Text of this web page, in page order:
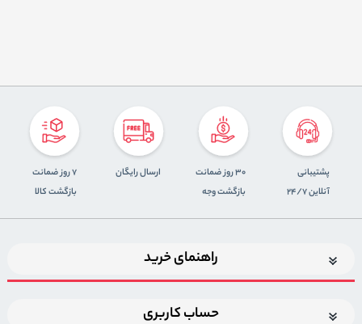
پشتیبانی
آنلاین 24/7
30 روز ضمانت
بازگشت وجه
ارسال رایگان
7 روز ضمانت
بازگشت کالا
راهنمای خرید
حساب کاربری